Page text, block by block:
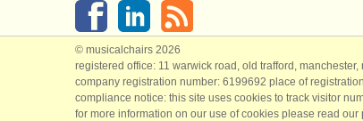
© musicalchairs 2026
registered office: 11 warwick road, old trafford, manchester,
company registration number: ​6199692 place of
compliance notice: ​this site uses cookies to track visitor
for more information on our use of cookies please read our